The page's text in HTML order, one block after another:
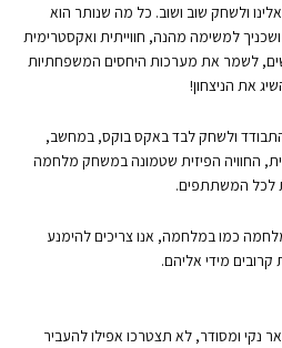
ולשחק שוב ושוב. כל מה שנותר הוא
למשימה מהנה, חווייתית ואקסטרימית
לשמר את מערכות היחסים המשפחתיות
את הניצחון!
ולשחק לבד באקס בוקס, במחשב,
החוויה הפיזית שטמונה במשחק מלחמה
לכל המשתתפים.
כמו במלחמה, אנו צריכים להימנע
קרובים מידי אליהם.
נקי ומסודר, לא תצטרכו אפילו להעביר